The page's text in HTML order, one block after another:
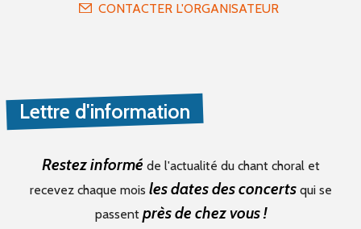
CONTACTER L'ORGANISATEUR
Lettre d'information
Restez informé de l'actualité du chant choral et
recevez chaque mois les dates des concertsqui se
passent près de chez vous !